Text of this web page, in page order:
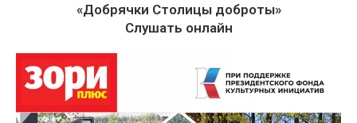
«Добрячки Столицы доброты»
Слушать онлайн